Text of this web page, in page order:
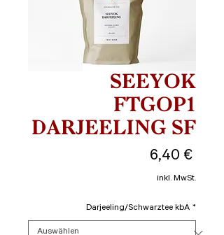
SEEYOK
FTGOP1
DARJEELING SF
6,40 €Preis
inkl. MwSt.
Darjeeling/Schwarztee kbA *